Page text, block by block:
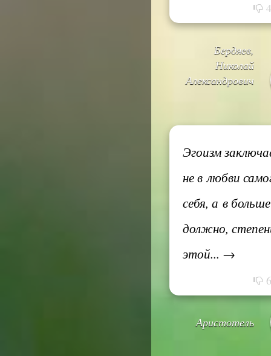
4
Бердяев,
Николай
Александрович
Эгоизм
не в любви
себя, а в
должно,
этой... →
6
Аристотель